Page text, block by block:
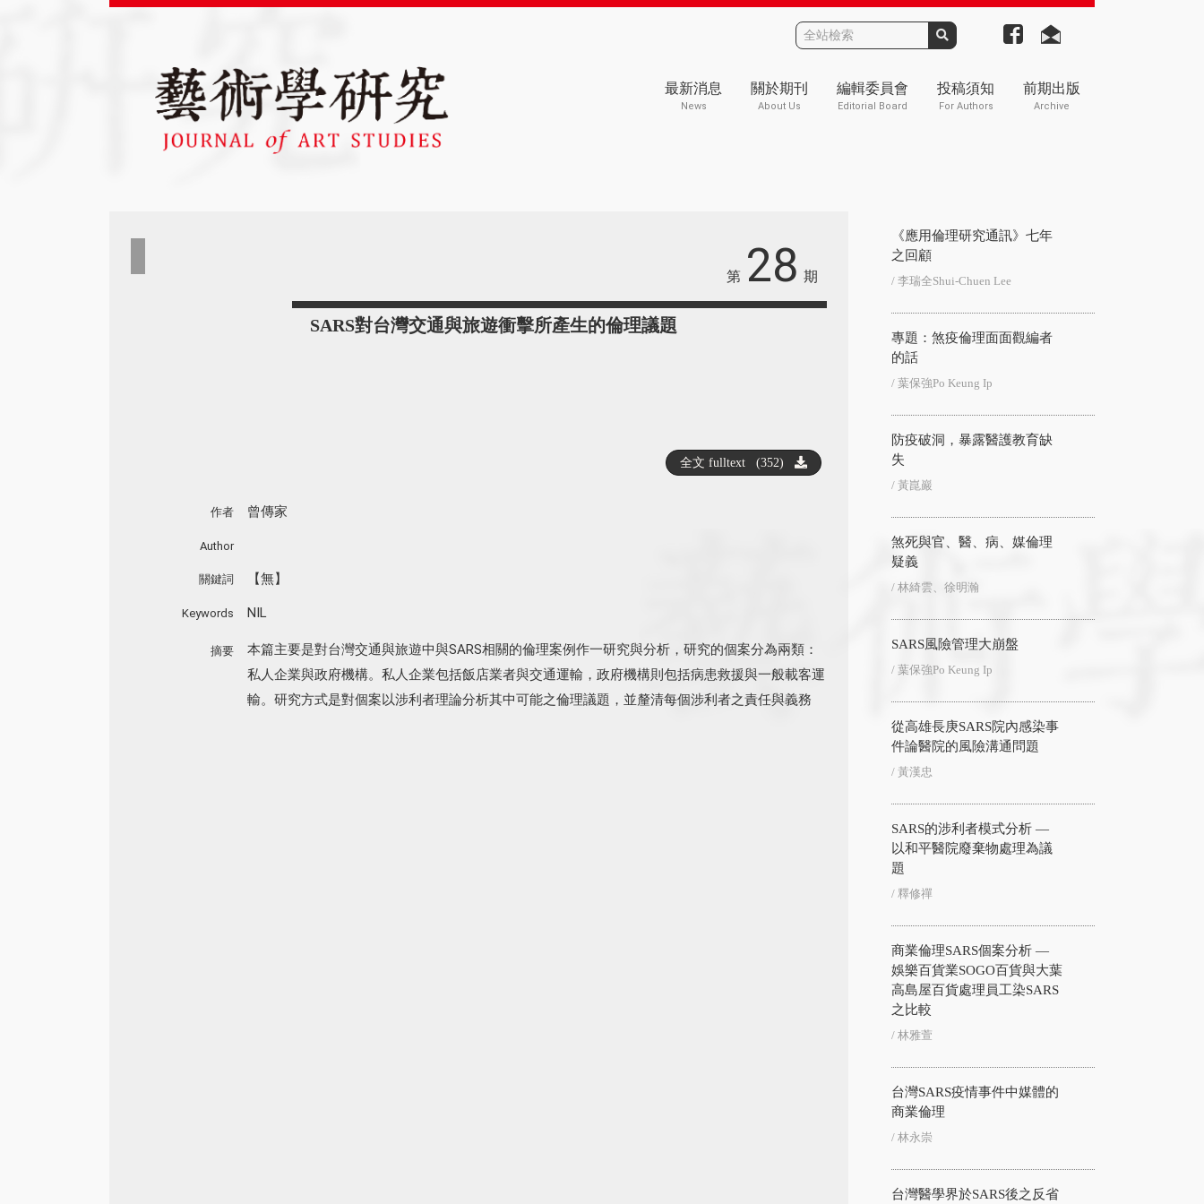
最新消息
News
關於期刊
About Us
編輯委員會
Editorial Board
投稿須知
For Authors
前期出版
Archive
第 28 期
SARS對台灣交通與旅遊衝擊所產生的倫理議題
作者 曾傳家
Author
關鍵詞 【無】
Keywords NIL
摘要
本篇主要是對台灣交通與旅遊中與SARS相關的倫理案例作一研究與分析，研究的個案分為兩類：
私人企業與政府機構。私人企業包括飯店業者與交通運輸，政府機構則包括病患救援與一般載客運
輸。研究方式是對個案以涉利者理論分析其中可能之倫理議題，並釐清每個涉利者之責任與義務
《應用倫理研究通訊》七年
之回顧
/ 李瑞全Shui-Chuen Lee
專題：煞疫倫理面面觀編者
的話
/ 葉保強Po Keung Ip
防疫破洞，暴露醫護教育缺
失
/ 黃崑巖
煞死與官、醫、病、媒倫理
疑義
/ 林綺雲、徐明瀚
SARS風險管理大崩盤
/ 葉保強Po Keung Ip
從高雄長庚SARS院內感染事
件論醫院的風險溝通問題
/ 黃漢忠
SARS的涉利者模式分析 —
以和平醫院廢棄物處理為議
題
/ 釋修禪
商業倫理SARS個案分析 —
娛樂百貨業SOGO百貨與大葉
高島屋百貨處理員工染SARS
之比較
/ 林雅萱
台灣SARS疫情事件中媒體的
商業倫理
/ 林永崇
台灣醫學界於SARS後之反省